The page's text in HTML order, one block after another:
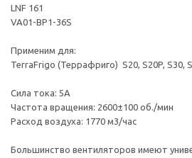
LNF 161
VA01-BP1-36S
Применим для:
TerraFrigo (Террафриго) S20, S20P, S30,
Сила тока: 5А
Частота вращения: 2600±100 об./мин
Расход воздуха: 1770 м3/час
Большинство вентиляторов имеют